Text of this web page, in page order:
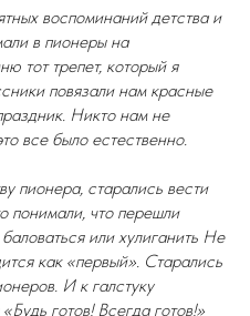
воспоминаний детства и
в пионеры на
тот трепет, который я
повязали нам красные
Никто нам не
все было естественно.
пионера, старались вести
понимали, что перешли
или хулиганить Не
как «первый». Старались
И к галстуку
готов! Всегда готов!»